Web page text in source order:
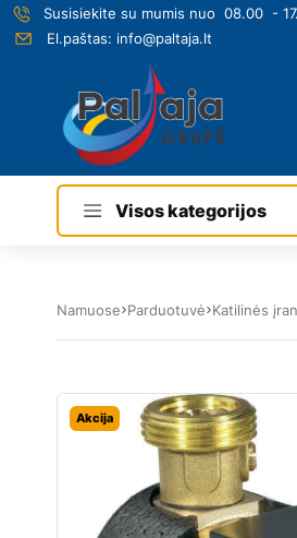
Susisiekite su mumis nuo 08.00 -
El.paštas: info@paltaja.lt
Visos kategorijos
Namuose Parduotuvė Katilinės
Akcija